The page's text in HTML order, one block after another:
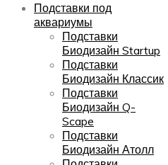
Подставки под
аквариумы
Подставки
Биодизайн Startup
Подставки
Биодизайн Классик
Подставки
Биодизайн Q-
Scape
Подставки
Биодизайн Атолл